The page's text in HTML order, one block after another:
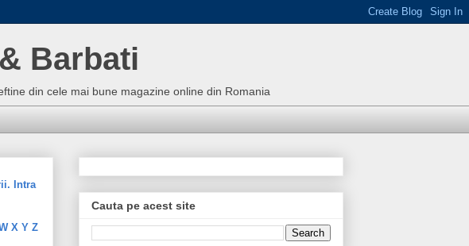
Barbati
din cele mai bune magazine online din Romania
Intra
X Y Z
Cauta pe acest site